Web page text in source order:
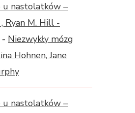
u nastolatków –
Ryan M. Hill -
- Niezwykły mózg
Hohnen, Jane
u nastolatków –